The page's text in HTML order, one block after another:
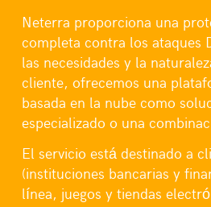
Neterra proporciona una
completa contra los ataques
las necesidades y la
cliente, ofrecemos una
basada en la nube como
especializado o una
El servicio está destinado a
(instituciones bancarias y
línea, juegos y tiendas